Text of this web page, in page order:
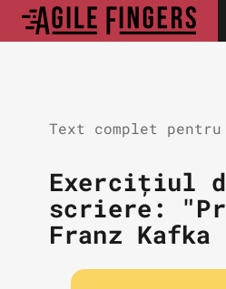
Text complet
Exercițiul
scriere:
Franz Kafka